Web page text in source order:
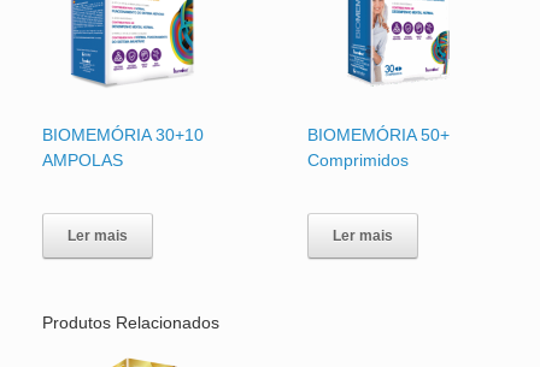
BIOMEMÓRIA 30+10
AMPOLAS
Ler mais
BIOMEMÓRIA 50+
Comprimidos
Ler mais
Produtos Relacionados